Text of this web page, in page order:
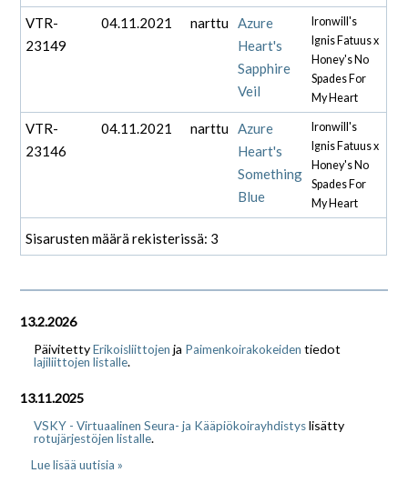
VTR-
23149
04.11.2021 narttu Azure
Heart's
Sapphire
Veil
Ironwill's
Ignis Fatuus x
Honey's No
Spades For
My Heart
VTR-
23146
04.11.2021 narttu Azure
Heart's
Something
Blue
Ironwill's
Ignis Fatuus x
Honey's No
Spades For
My Heart
Sisarusten määrä rekisterissä: 3
13.2.2026
PäivitettyErikoisliittojen ja Paimenkoirakokeiden tiedot
lajiliittojen listalle.
13.11.2025
VSKY - Virtuaalinen Seura- ja Kääpiökoirayhdistyslisätty
rotujärjestöjen listalle.
Lue lisää uutisia »